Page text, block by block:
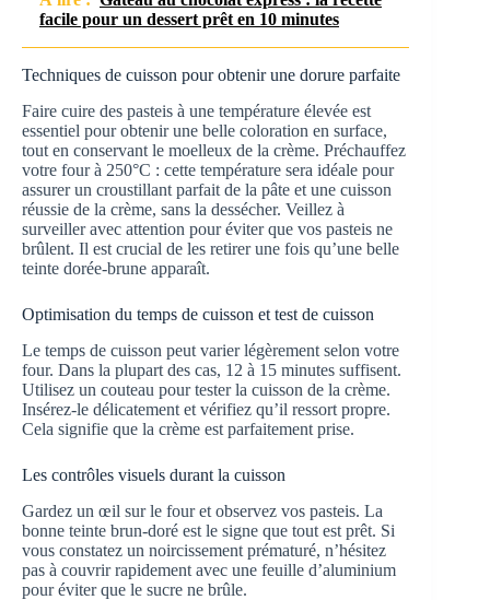
facile pour un dessert prêt en 10 minutes
Techniques de cuisson pour obtenir une dorure parfaite
Faire cuire des pasteis à une température élevée est
essentiel pour obtenir une belle coloration en surface,
tout en conservant le moelleux de la crème. Préchauffez
votre four à 250°C : cette température sera idéale pour
assurer un croustillant parfait de la pâte et une cuisson
réussie de la crème, sans la dessécher. Veillez à
surveiller avec attention pour éviter que vos pasteis ne
brûlent. Il est crucial de les retirer une fois qu’une belle
teinte dorée-brune apparaît.
Optimisation du temps de cuisson et test de cuisson
Le temps de cuisson peut varier légèrement selon votre
four. Dans la plupart des cas, 12 à 15 minutes suffisent.
Utilisez un couteau pour tester la cuisson de la crème.
Insérez-le délicatement et vérifiez qu’il ressort propre.
Cela signifie que la crème est parfaitement prise.
Les contrôles visuels durant la cuisson
Gardez un œil sur le four et observez vos pasteis. La
bonne teinte brun-doré est le signe que tout est prêt. Si
vous constatez un noircissement prématuré, n’hésitez
pas à couvrir rapidement avec une feuille d’aluminium
pour éviter que le sucre ne brûle.